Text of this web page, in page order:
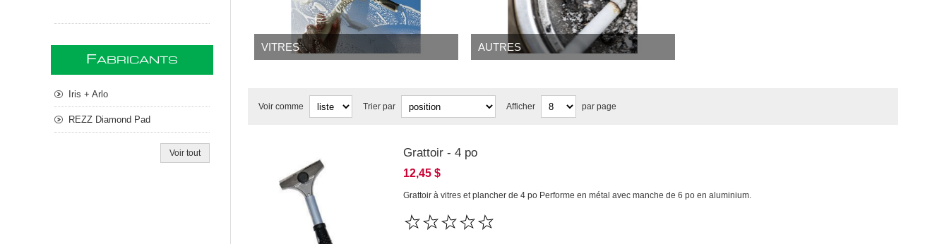
VITRES AUTRES
Voir comme Trier par Afficher par page
Grattoir - 4 po
12,45 $
Grattoir à vitres et plancher de 4 po Performe en métal avec manche de 6 po en aluminium.
FABRICANTS
Iris + Arlo
REZZ Diamond Pad
Voir tout